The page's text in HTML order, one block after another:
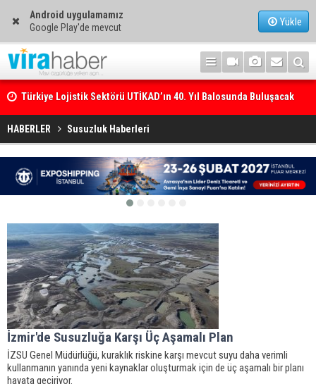
Android uygulamamız
Google Play'de mevcut
Yükle
Türkiye Lojistik Sektörü UTİKAD’ın 40. Yıl Balosunda Buluşacak
250’den fazla tekne Bodrum’da görücüye çıkacak
HABERLER Susuzluk Haberleri
İzmir'de Susuzluğa Karşı Üç Aşamalı Plan
İZSU Genel Müdürlüğü, kuraklık riskine karşı mevcut suyu daha verimli
kullanmanın yanında yeni kaynaklar oluşturmak için de üç aşamalı bir planı
hayata geçiriyor.